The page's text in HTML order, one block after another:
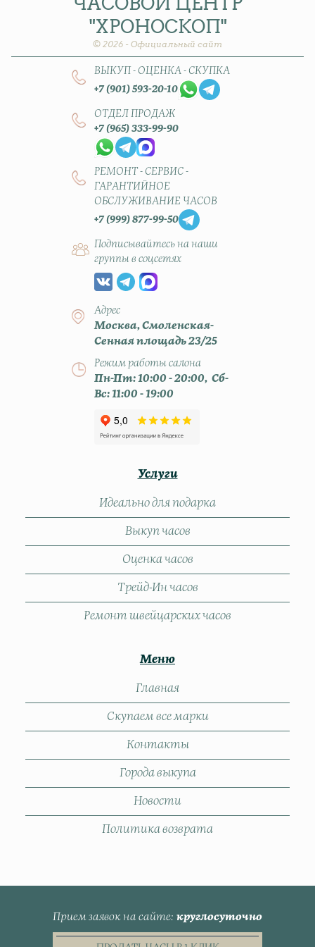
"ХРОНОСКОП"
© 2026 - Официальный сайт
ВЫКУП - ОЦЕНКА - СКУПКА
+7 (901) 593-20-10
ОТДЕЛ ПРОДАЖ
+7 (965) 333-99-90
РЕМОНТ - СЕРВИС -
ГАРАНТИЙНОЕ
ОБСЛУЖИВАНИЕ ЧАСОВ
+7 (999) 877-99-50
Подписывайтесь на наши
группы в соцсетях
Адрес
Москва, Смоленская-
Сенная площадь 23/25
Режим работы салона
Пн-Пт: 10:00 - 20:00, Сб-
Вс: 11:00 - 19:00
Услуги
Идеально для подарка
Выкуп часов
Оценка часов
Трейд-Ин часов
Ремонт швейцарских часов
Меню
Главная
Скупаем все марки
Контакты
Города выкупа
Новости
Политика возврата
Прием заявок на сайте круглосуточно